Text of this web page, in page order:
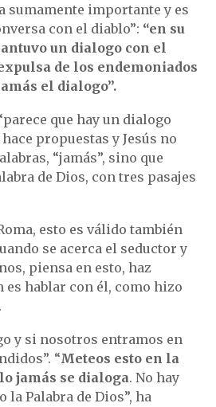
sumamente importante y es
con el diablo”: “en su
un dialogo con el
de los endemoniados
el dialogo”.
que hay un dialogo
propuestas y Jesús no
“jamás”, sino que
de Dios, con tres pasajes
esto es válido también
se acerca el seductor y
piensa en esto, haz
es hablar con él, como hizo
y si nosotros entramos en
“Meteos esto en la
jamás se dialoga. No hay
Palabra de Dios”, ha